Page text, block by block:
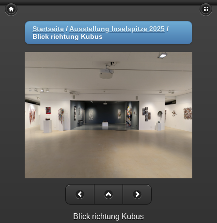
Startseite / Ausstellung Inselspitze 2025 /
Blick richtung Kubus
Blick richtung Kubus